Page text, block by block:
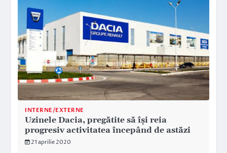
INTERNE/EXTERNE
Uzinele Dacia, pregătite să își reia
progresiv activitatea începând de astăzi
21 aprilie 2020